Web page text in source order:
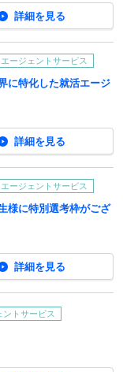
詳細を見る
エージェントサービス
に特化した就活エージ
詳細を見る
エージェントサービス
様に特別選考枠がござ
詳細を見る
ントサービス